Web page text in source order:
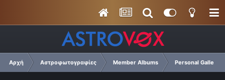
Αρχή Αστροφωτογραφίες Member Albums Personal Gallery